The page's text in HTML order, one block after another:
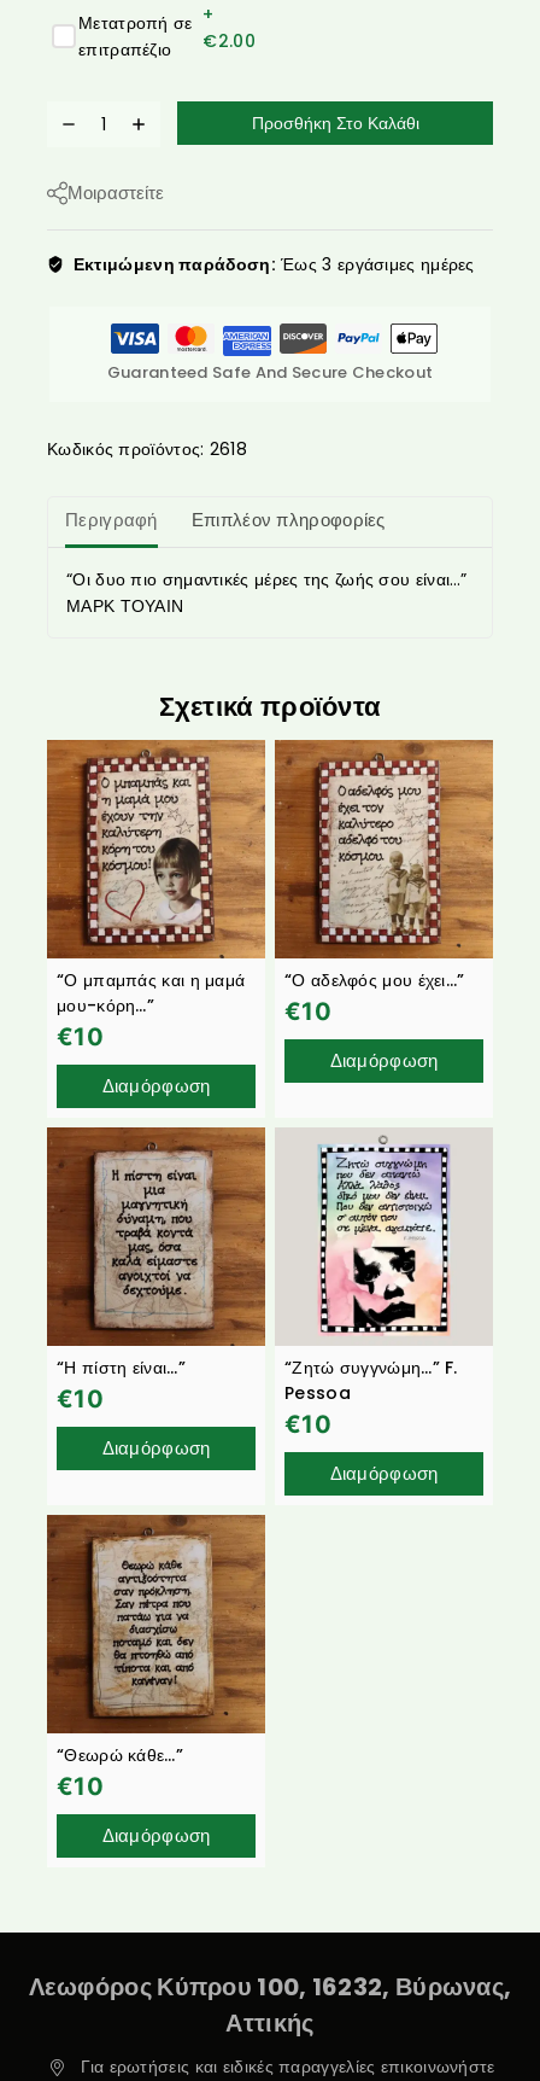
Μετατροπή σε
επιτραπέζιο
+
€2.00
Προσθήκη Στο Καλάθι
Μοιραστείτε
Εκτιμώμενη παράδοση: Έως 3 εργάσιμες ημέρες
Guaranteed Safe And Secure Checkout
Κωδικός προϊόντος: 2618
Περιγραφή Επιπλέον πληροφορίες
“Οι δυο πιο σημαντικές μέρες της ζωής σου είναι…”
ΜΑΡΚ ΤΟΥΑΙΝ
Σχετικά προϊόντα
“Ο μπαμπάς και η μαμά
μου-κόρη…”
€10
Διαμόρφωση
“Ο αδελφός μου έχει…”
€10
Διαμόρφωση
“Η πίστη είναι…”
€10
Διαμόρφωση
“Ζητώ συγγνώμη…” F.
Pessoa
€10
Διαμόρφωση
“Θεωρώ κάθε…”
€10
Διαμόρφωση
Λεωφόρος Κύπρου 100, 16232, Βύρωνας,
Αττικής
Για ερωτήσεις και ειδικές παραγγελίες επικοινωνήστε